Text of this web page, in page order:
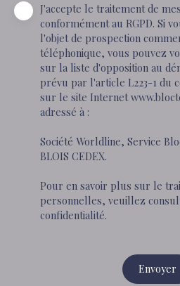
J'accepte le traitement de
conformément au RGPD. Si
l'objet de prospection
téléphonique, vous pouvez
sur la liste d'opposition au
prévu par l'article L223-1 du
sur le site Internet
adressé à :
Société Worldline, Service
BLOIS CEDEX.
Pour en savoir plus sur le
personnelles, veuillez
confidentialité.
Envoyer